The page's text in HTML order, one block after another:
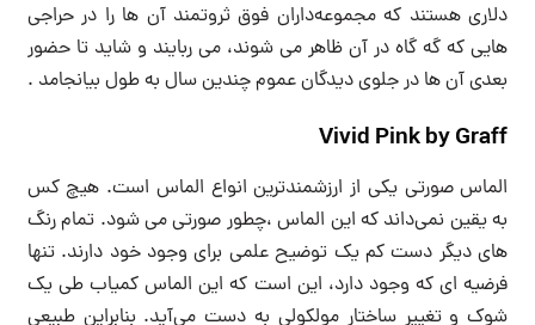
دلاری هستند که مجموعه‌داران فوق ثروتمند آن ها را در حراجی
هایی که گه گاه در آن ظاهر می شوند، می ربایند و شاید تا حضور
بعدی آن ها در جلوی دیدگان عموم چندین سال به طول بیانجامد .
Vivid Pink by Graff
الماس صورتی یکی از ارزشمندترین انواع الماس است. هیچ کس
به یقین نمی‌داند که این الماس ،چطور صورتی می شود. تمام رنگ
های دیگر دست کم یک توضیح علمی برای وجود خود دارند. تنها
فرضیه ای که وجود دارد، این است که این الماس کمیاب طی یک
شوک و تغییر ساختار مولکولی به دست می‌آید. بنابراین طبیعی